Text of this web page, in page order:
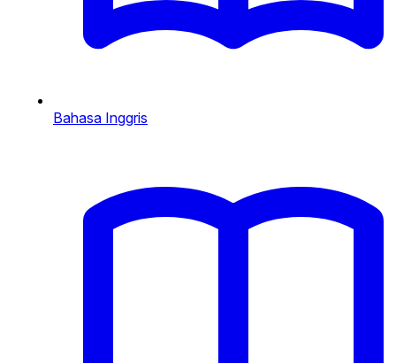
Bahasa Inggris